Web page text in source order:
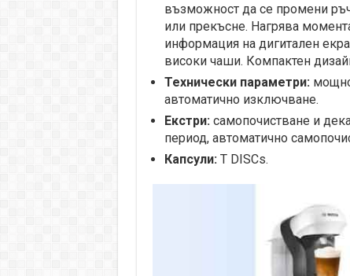
възможност да се промени
или прекъсне. Нагрява
информация на дигитален
високи чаши. Компактен
Технически параметри:
автоматично изключване.
Екстри: самопочистване и
период, автоматично
Капсули: T DISCs.